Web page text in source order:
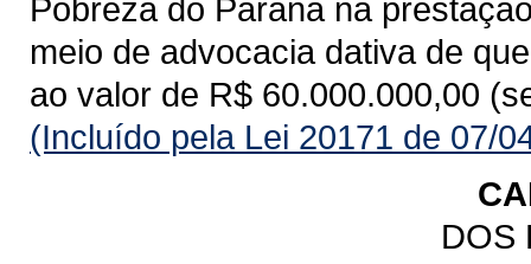
Pobreza do Paraná na
meio de advocacia dativa de
ao valor de R$ 60.000.000,00
(Incluído pela Lei 20171 de 07/
DOS